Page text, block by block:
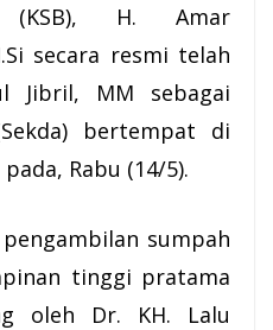
(KSB), H. Amar
secara resmi telah
Jibril, MM sebagai
bertempat di
Rabu (14/5).
sumpah
tinggi pratama
oleh Dr. KH. Lalu